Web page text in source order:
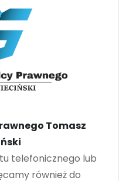
Tomasz
telefonicznego lub
również do